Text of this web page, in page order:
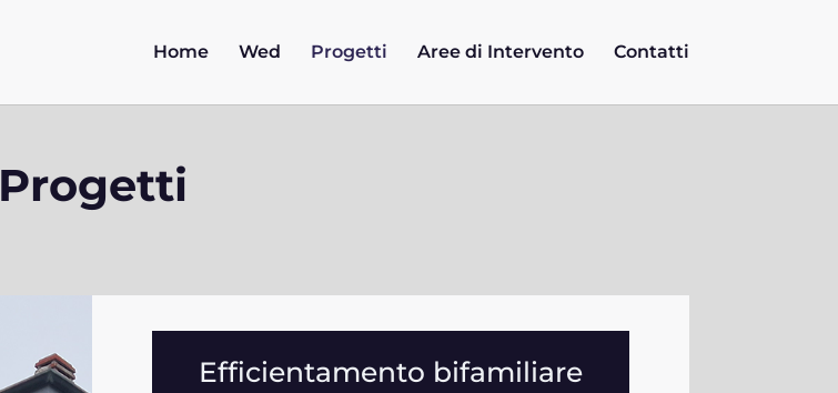
Home Wed Progetti Aree di Intervento Contatti
Progetti
Efficientamento bifamiliare